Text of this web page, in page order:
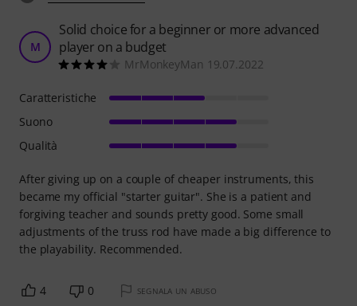
M
Solid choice for a beginner or more advanced
player on a budget
MrMonkeyMan 19.07.2022
After giving up on a couple of cheaper instruments, this
became my official "starter guitar". She is a patient and
forgiving teacher and sounds pretty good. Some small
adjustments of the truss rod have made a big difference to
the playability. Recommended.
Caratteristiche
Suono
Qualità
4 0 SEGNALA UN ABUSO